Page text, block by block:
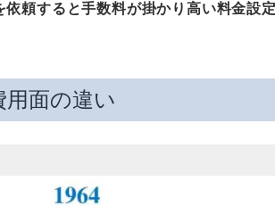
依頼すると手数料が掛かり高い料金設定
面の違い